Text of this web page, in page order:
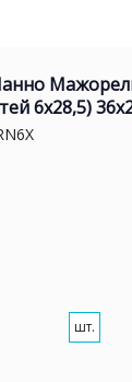
6х28,5)
шт.